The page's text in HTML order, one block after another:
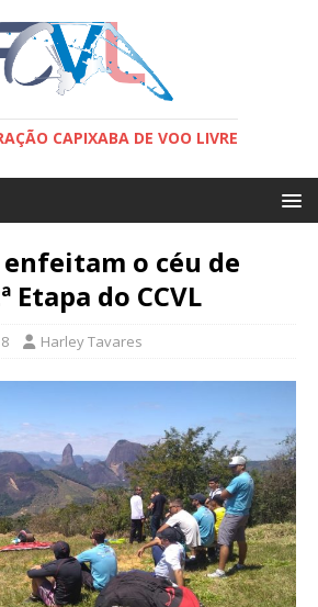
CAPIXABA DE VOO LIVRE
o céu de
Etapa do CCVL
Harley Tavares